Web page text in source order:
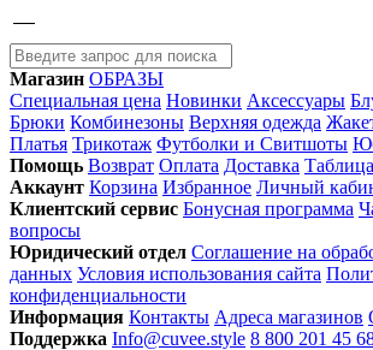
Магазин ОБРАЗЫ
Специальная цена Новинки Аксессуары
Брюки Комбинезоны Верхняя одежда
Платья Трикотаж Футболки и Свитшоты
Помощь Возврат Оплата Доставка
Аккаунт Корзина Избранное Личный
Клиентский сервис Бонусная программа
вопросы
Юридический отдел Соглашение на
данных Условия использования сайта
конфиденциальности
Информация Контакты Адреса магазинов
Поддержка Info@cuvee.style 8 800 201 45